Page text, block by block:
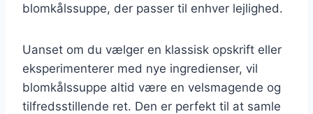
blomkålssuppe, der passer til enhver lejlighed.
Uanset om du vælger en klassisk opskrift eller
eksperimenterer med nye ingredienser, vil
blomkålssuppe altid være en velsmagende og
tilfredsstillende ret. Den er perfekt til at samle